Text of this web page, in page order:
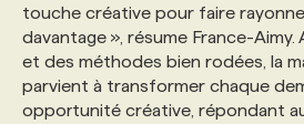
touche créative pour faire
davantage », résume France-
et des méthodes bien rodées, la
parvient à transformer chaque
opportunité créative, répondant